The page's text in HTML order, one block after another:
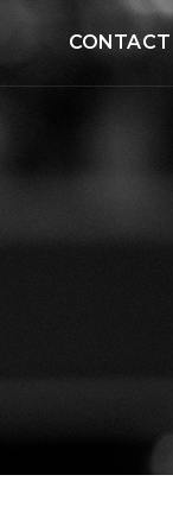
CONTACT